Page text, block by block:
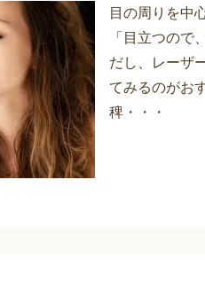
目の周りを中
「目立つので
だし、レーザ
てみるのがお
稗・・・